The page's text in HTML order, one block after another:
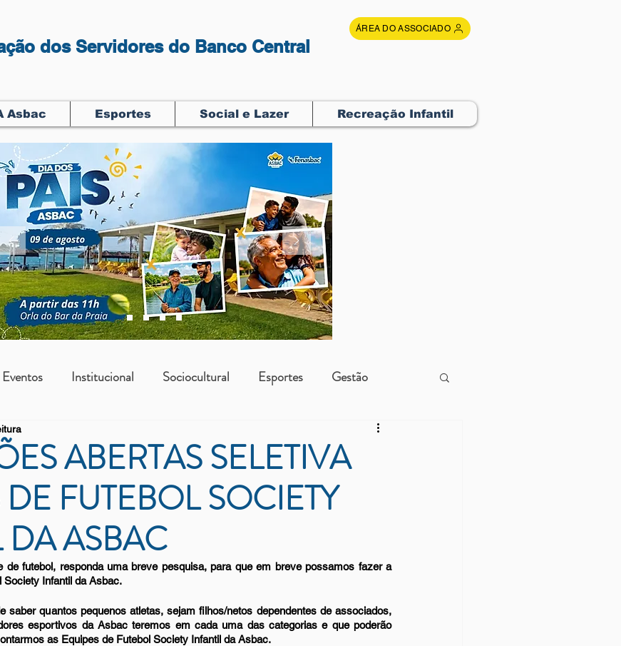
dos Servidores do Banco Central
ÁREA DO ASSOCIADO
Asbac Esportes Social e Lazer Recreação Infantil
Eventos Institucional Sociocultural Esportes Gestão
Vantagens Asbac
ABERTAS SELETIVA
FUTEBOL SOCIETY
ASBAC
futebol, responda uma breve pesquisa, para que em breve possamos fazer a
Society Infantil da Asbac.
saber quantos pequenos atletas, sejam filhos/netos dependentes de associados,
esportivos da Asbac teremos em cada uma das categorias e que poderão
as Equipes de Futebol Society Infantil da Asbac.